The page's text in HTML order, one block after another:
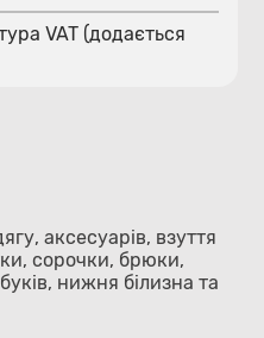
VAT (додається
аксесуарів, взуття
сорочки, брюки,
нижня білизна та